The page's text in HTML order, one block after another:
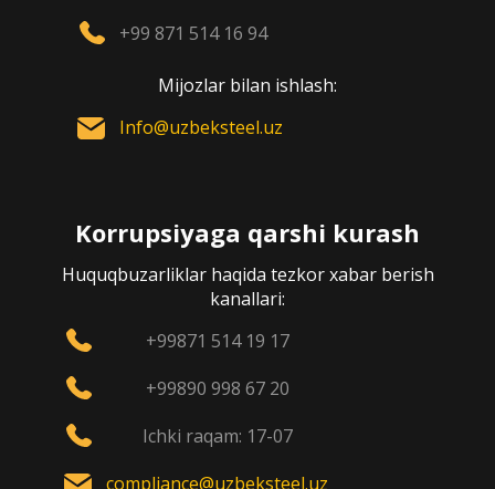
+99 871 514 16 94
Mijozlar bilan ishlash:
Info@uzbeksteel.uz
Korrupsiyaga qarshi kurash
Huquqbuzarliklar haqida tezkor xabar berish
kanallari:
+99871 514 19 17
+99890 998 67 20
Ichki raqam: 17-07
compliance@uzbeksteel.uz